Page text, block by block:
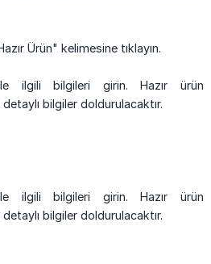
Ürün" kelimesine tıklayın.
ilgili bilgileri girin. Hazır ürün
bilgiler doldurulacaktır.
ilgili bilgileri girin. Hazır ürün
bilgiler doldurulacaktır.